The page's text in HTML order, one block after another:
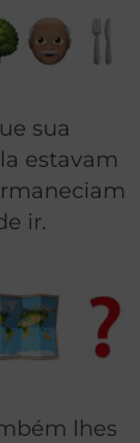
sua
estavam
ir.
lhes